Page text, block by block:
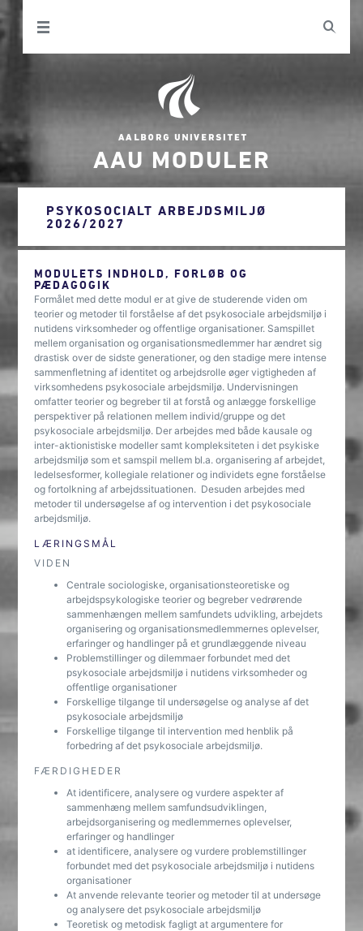
AAU MODULER
PSYKOSOCIALT ARBEJDSMILJØ
2026/2027
MODULETS INDHOLD, FORLØB OG
PÆDAGOGIK
Formålet med dette modul er at give de studerende viden om
teorier og metoder til forståelse af det psykosociale arbejdsmiljø i
nutidens virksomheder og offentlige organisationer. Samspillet
mellem organisation og organisationsmedlemmer har ændret sig
drastisk over de sidste generationer, og den stadige mere intense
sammenfletning af identitet og arbejdsrolle øger vigtigheden af
virksomhedens psykosociale arbejdsmiljø. Undervisningen
omfatter teorier og begreber til at forstå og anlægge forskellige
perspektiver på relationen mellem individ/gruppe og det
psykosociale arbejdsmiljø. Der arbejdes med både kausale og
inter-aktionistiske modeller samt kompleksiteten i det psykiske
arbejdsmiljø som et samspil mellem bl.a. organisering af arbejdet,
ledelsesformer, kollegiale relationer og individets egne forståelse
og fortolkning af arbejdssituationen. Desuden arbejdes med
metoder til undersøgelse af og intervention i det psykosociale
arbejdsmiljø.
LÆRINGSMÅL
VIDEN
Centrale sociologiske, organisationsteoretiske og
arbejdspsykologiske teorier og begreber vedrørende
sammenhængen mellem samfundets udvikling, arbejdets
organisering og organisationsmedlemmernes oplevelser,
erfaringer og handlinger på et grundlæggende niveau
Problemstillinger og dilemmaer forbundet med det
psykosociale arbejdsmiljø i nutidens virksomheder og
offentlige organisationer
Forskellige tilgange til undersøgelse og analyse af det
psykosociale arbejdsmiljø
Forskellige tilgange til intervention med henblik på
forbedring af det psykosociale arbejdsmiljø.
FÆRDIGHEDER
At identificere, analysere og vurdere aspekter af
sammenhæng mellem samfundsudviklingen,
arbejdsorganisering og medlemmernes oplevelser,
erfaringer og handlinger
at identificere, analysere og vurdere problemstillinger
forbundet med det psykosociale arbejdsmiljø i nutidens
organisationer
At anvende relevante teorier og metoder til at undersøge
og analysere det psykosociale arbejdsmiljø
Teoretisk og metodisk fagligt at argumentere for